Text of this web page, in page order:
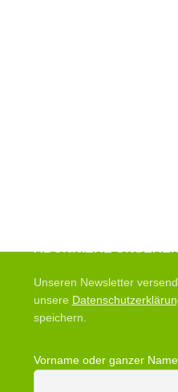
Unseren Newsletter
unsere
speichern.
Vorname oder ganzer Name